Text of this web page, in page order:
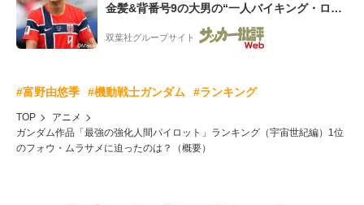
金髪&背番号9の大男の“一人バイキング・ロ
ー”映像が話題!「元気をもらった」
双葉社グループサイト
#富野由悠季 #機動戦士ガンダム #ランキング
TOP
アニメ
ガンダム作品「最強の強化人間パイロット」ランキング（宇宙世紀編）1位
のフォウ・ムラサメに迫ったのは？（概要）